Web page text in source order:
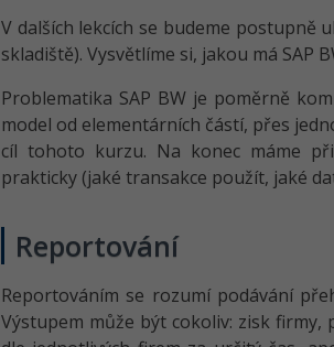
V dalších lekcích se budeme postupně
skladiště). Vysvětlíme si, jakou má SAP
Problematika SAP BW je poměrně
model od elementárních částí, přes
cíl tohoto kurzu. Na konec máme
prakticky (jaké transakce použít, jaké
Reportování
Reportováním se rozumí podávání
Výstupem může být cokoliv: zisk